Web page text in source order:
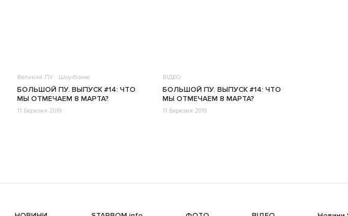
Великий ПУ Шоу-бізнес
БОЛЬШОЙ ПУ. ВЫПУСК #14: ЧТО
МЫ ОТМЕЧАЕМ 8 МАРТА?
11 Березня 2019
ВІДЕО
БОЛЬШОЙ ПУ. ВЫПУСК #14: ЧТО
МЫ ОТМЕЧАЕМ 8 МАРТА?
11 Березня 2019